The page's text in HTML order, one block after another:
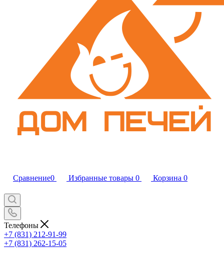
Сравнение0 Избранные товары 0 Корзина 0
Телефоны
+7 (831) 212-91-99
+7 (831) 262-15-05